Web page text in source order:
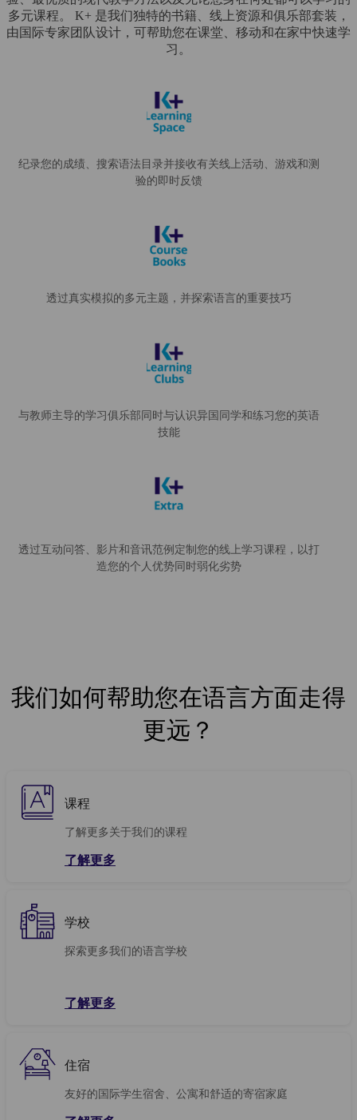
多元课程。 K+ 是我们独特的书籍、线上资源和俱乐部套装，
由国际专家团队设计，可帮助您在课堂、移动和在家中快速学
习。
纪录您的成绩、搜索语法目录并接收有关线上活动、游戏和测
验的即时反馈
透过真实模拟的多元主题，并探索语言的重要技巧
与教师主导的学习俱乐部同时与认识异国同学和练习您的英语
技能
透过互动问答、影片和音讯范例定制您的线上学习课程，以打
造您的个人优势同时弱化劣势
我们如何帮助您在语言方面走得
更远？
课程
了解更多关于我们的课程
了解更多
学校
探索更多我们的语言学校
了解更多
住宿
友好的国际学生宿舍、公寓和舒适的寄宿家庭